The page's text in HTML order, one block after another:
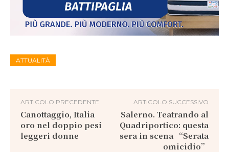
ATTUALITÀ
ARTICOLO PRECEDENTE
Canottaggio, Italia
oro nel doppio pesi
leggeri donne
ARTICOLO SUCCESSIVO
Salerno. Teatrando al
Quadriportico: questa
sera in scena “Serata
omicidio”